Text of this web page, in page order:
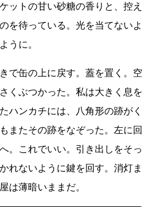
ットの甘い砂糖の香りと、控え
を待っている。光を当てないよ
うに。
で缶の上に戻す。蓋を置く。空
くぶつかった。私は大きく息を
ハンカチには、八角形の跡がく
またその跡をなぞった。左に回
。これでいい。引き出しをそっ
れないように鍵を回す。消灯ま
は薄暗いままだ。